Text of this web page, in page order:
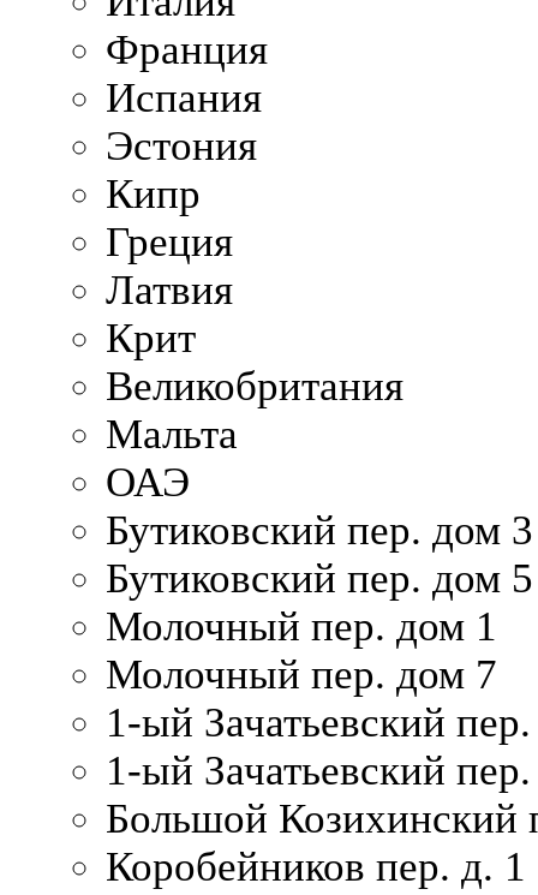
Франция
Испания
Эстония
Кипр
Греция
Латвия
Крит
Великобритания
Мальта
ОАЭ
Бутиковский пер. дом 3
Бутиковский пер. дом 5
Молочный пер. дом 1
Молочный пер. дом 7
1-ый Зачатьевский
1-ый Зачатьевский
Большой Козихинский
Коробейников пер. д. 1